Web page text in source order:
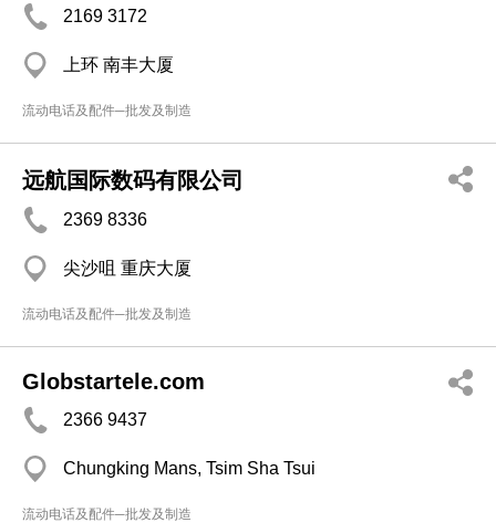
2169 3172
上环 南丰大厦
流动电话及配件─批发及制造
远航国际数码有限公司
2369 8336
尖沙咀 重庆大厦
流动电话及配件─批发及制造
Globstartele.com
2366 9437
Chungking Mans, Tsim Sha Tsui
流动电话及配件─批发及制造